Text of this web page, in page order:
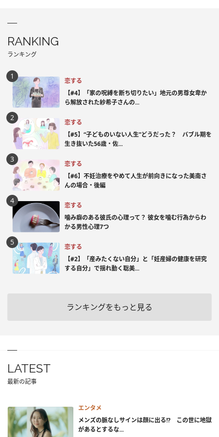
RANKING
ランキング
恋する
【#4】「家の呪縛を断ち切りたい」地元の男尊女卑か
ら解放された紗希子さんの...
恋する
【#5】“子どものいない人生”どうだった？ バブル期を
生き抜いた56歳・佐...
恋する
【#6】不妊治療をやめて人生が前向きになった美南さ
んの場合・後編
恋する
噛み癖のある彼氏の心理って？ 彼女を噛む行為からわ
かる男性心理7つ
恋する
【#2】「産みたくない自分」と「妊産婦の健康を研究
する自分」で揺れ動く聡美...
ランキングをもっと見る
LATEST
最新の記事
エンタメ
メンズの脈なしサインは顔に出る!? この世に地獄
があるとするな...